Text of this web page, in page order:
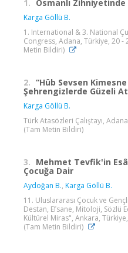
1. Osmanlı Zihniyetinde
Karga Göllü B.
1. International & 3. National
Congress, Adana, Türkiye, 20 -
Metin Bildiri)
2. “Hûb Sevsen
Şehrengizlerde Güzeli
Karga Göllü B.
Türk Atasözleri Çalıştayı,
(Tam Metin Bildiri)
3. Mehmet Tevfik'in
Çocuğa Dair
Aydoğan B., Karga Göllü B.
11. Uluslararası Çocuk ve
Destan, Efsane, Mitoloji, Sözlü
Kültürel Miras", Ankara,
(Tam Metin Bildiri)